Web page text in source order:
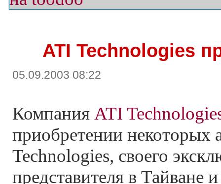
ATI Technologies
05.09.2003 08:22
Компания ATI
приобретении некоторых
Technologies, своего
представителя в Тайване